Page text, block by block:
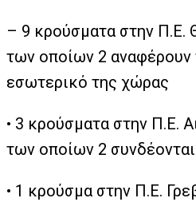
– 9 κρούσματα στην Π.Ε.
των οποίων 2 αναφέρουν
εσωτερικό της χώρας
• 3 κρούσματα στην Π.Ε.
των οποίων 2
• 1 κρούσμα στην Π.Ε.